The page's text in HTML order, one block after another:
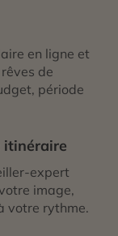
en ligne et
de
période
itinéraire
expert
image,
votre rythme.